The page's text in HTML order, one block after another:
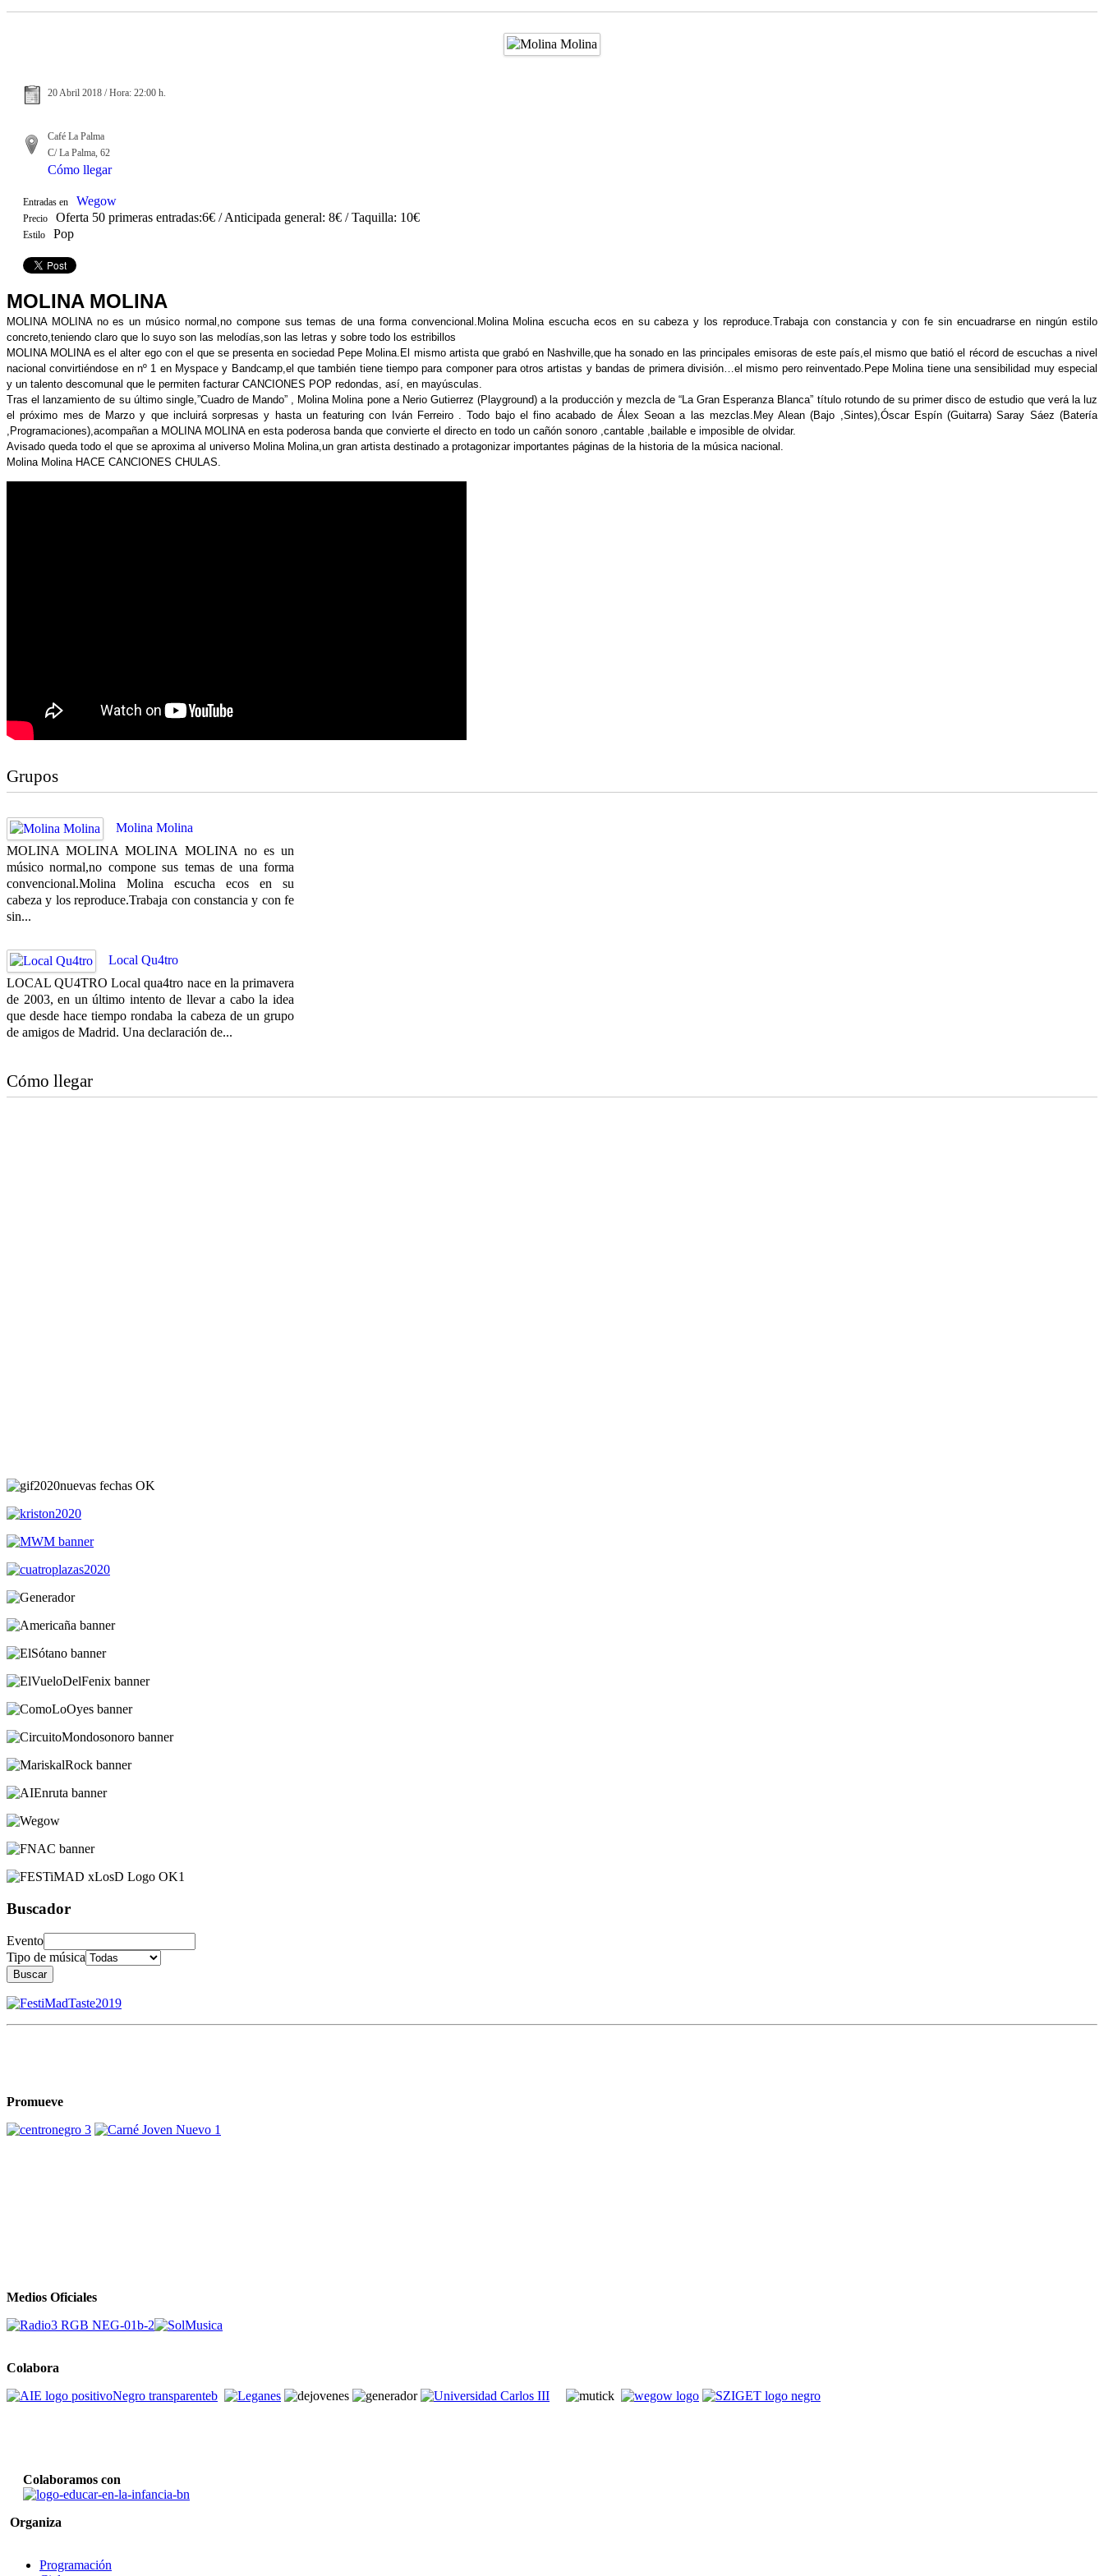
20 Abril 2018 / Hora: 22:00 h.
Café La Palma
C/ La Palma, 62
Cómo llegar
Entradas en Wegow
Precio Oferta 50 primeras entradas:6€ / Anticipada general: 8€ / Taquilla: 10€
Estilo Pop
MOLINA MOLINA
MOLINA MOLINA no es un músico normal,no compone sus temas de una forma convencional.Molina Molina escucha ecos en su cabeza y los reproduce.Trabaja con constancia y con fe sin encuadrarse en ningún estilo
concreto,teniendo claro que lo suyo son las melodías,son las letras y sobre todo los estribillos
MOLINA MOLINA es el alter ego con el que se presenta en sociedad Pepe Molina.El mismo artista que grabó en Nashville,que ha sonado en las principales emisoras de este país,el mismo que batió el récord de escuchas a nivel
nacional convirtiéndose en nº 1 en Myspace y Bandcamp,el que también tiene tiempo para componer para otros artistas y bandas de primera división…el mismo pero reinventado.Pepe Molina tiene una sensibilidad muy especial
y un talento descomunal que le permiten facturar CANCIONES POP redondas, así, en mayúsculas.
Tras el lanzamiento de su último single,”Cuadro de Mando” , Molina Molina pone a Nerio Gutierrez (Playground) a la producción y mezcla de “La Gran Esperanza Blanca” título rotundo de su primer disco de estudio que verá la luz
el próximo mes de Marzo y que incluirá sorpresas y hasta un featuring con Iván Ferreiro . Todo bajo el fino acabado de Álex Seoan a las mezclas.Mey Alean (Bajo ,Sintes),Óscar Espín (Guitarra) Saray Sáez (Batería
,Programaciones),acompañan a MOLINA MOLINA en esta poderosa banda que convierte el directo en todo un cañón sonoro ,cantable ,bailable e imposible de olvidar.
Avisado queda todo el que se aproxima al universo Molina Molina,un gran artista destinado a protagonizar importantes páginas de la historia de la música nacional.
Molina Molina HACE CANCIONES CHULAS.
Grupos
Molina Molina
MOLINA MOLINA MOLINA MOLINA no es un
músico normal,no compone sus temas de una forma
convencional.Molina Molina escucha ecos en su
cabeza y los reproduce.Trabaja con constancia y con fe
sin...
Local Qu4tro
LOCAL QU4TRO Local qua4tro nace en la primavera
de 2003, en un último intento de llevar a cabo la idea
que desde hace tiempo rondaba la cabeza de un grupo
de amigos de Madrid. Una declaración de...
Cómo llegar
Buscador
Evento
Tipo de música
Buscar
Promueve
Medios Oficiales
Colabora
Colaboramos con
Organiza
Programación